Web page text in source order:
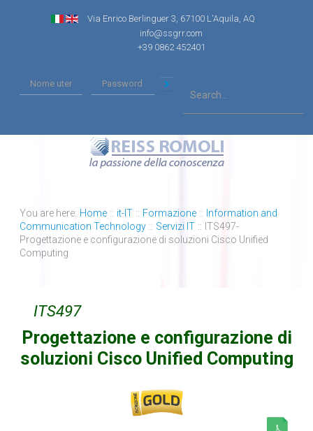
Via Enrico Berlinguer 3, 67100 L'Aquila, AQ
info@ssgrr.com
+39 0862 452401
You are here: Home :: it-IT :: Formazione :: Information and
Communication Technology :: Servizi IT :: ITS497-
Progettazione e configurazione di soluzioni Cisco Unified
Computing
ITS497
Progettazione e configurazione di
soluzioni Cisco Unified Computing